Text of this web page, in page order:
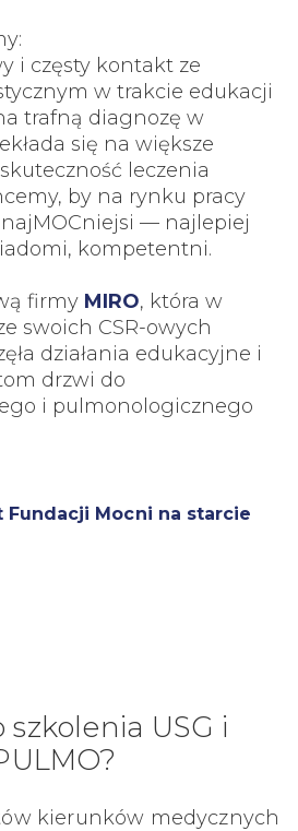
i częsty kontakt ze
w trakcie edukacji
trafną diagnozę w
się na większe
leczenia
by na rynku pracy
— najlepiej
kompetentni.
firmy MIRO, która w
swoich CSR-owych
działania edukacyjne i
drzwi do
i pulmonologicznego
Fundacji Mocni na starcie
szkolenia USG i
kierunków medycznych